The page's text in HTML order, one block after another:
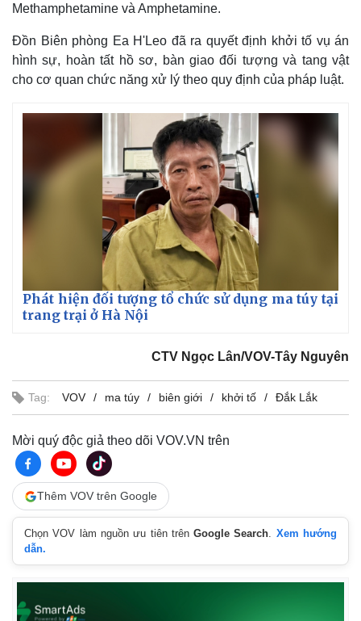
Cuộc sống đó đây
Multimedia
Video
Ảnh
E-Magazine
Infographic
Methamphetamine và Amphetamine.
Đồn Biên phòng Ea H'Leo đã ra quyết định khởi tố vụ án
hình sự, hoàn tất hồ sơ, bàn giao đối tượng và tang vật
cho cơ quan chức năng xử lý theo quy định của pháp luật.
Phát hiện đối tượng tổ chức sử dụng ma túy tại
trang trại ở Hà Nội
CTV Ngọc Lân/VOV-Tây Nguyên
Tag: VOV ma túy biên giới khởi tố Đắk Lắk
Mời quý độc giả theo dõi VOV.VN trên
Thêm VOV trên Google
Chọn VOV làm nguồn ưu tiên trênGoogle Search. Xem hướng
dẫn.